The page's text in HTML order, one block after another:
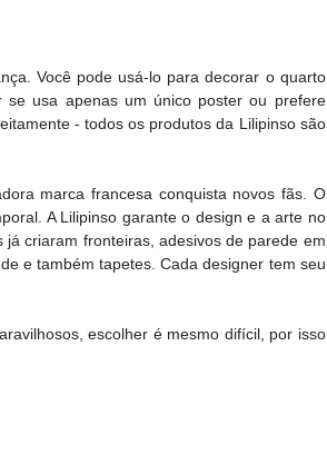
Você pode usá-lo para decorar o quarto
usa apenas um único poster ou prefere
- todos os produtos da Lilipinso são
marca francesa conquista novos fãs. O
A Lilipinso garante o design e a arte no
criaram fronteiras, adesivos de parede em
e também tapetes. Cada designer tem seu
escolher é mesmo difícil, por isso